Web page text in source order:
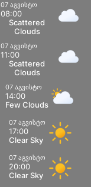
07 აგვისტო
08:00
Scattered
Clouds
07 აგვისტო
11:00
Scattered
Clouds
07 აგვისტო
14:00
Few Clouds
07 აგვისტო
17:00
Clear Sky
07 აგვისტო
20:00
Clear Sky